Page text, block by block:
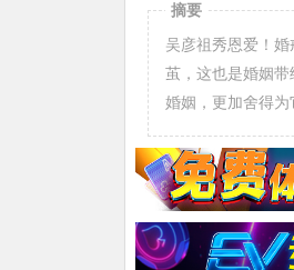
摘要
吴彦祖秀恩爱！
茧，这也是婚姻
婚姻，更加舍得为